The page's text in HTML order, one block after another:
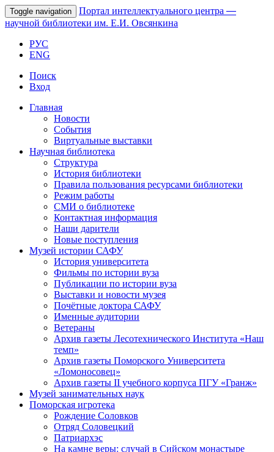
Toggle navigation Портал интеллектуального центра —
научной библиотеки им. Е.И. Овсянкина
РУС
ENG
Поиск
Вход
Главная
Новости
События
Виртуальные выставки
Научная библиотека
Структура
История библиотеки
Правила пользования ресурсами библиотеки
Режим работы
СМИ о библиотеке
Контактная информация
Наши дарители
Новые поступления
Музей истории САФУ
История университета
Фильмы по истории вуза
Публикации по истории вуза
Выставки и новости музея
Почётные доктора САФУ
Именные аудитории
Ветераны
Архив газеты Лесотехнического Института «Наш
темп»
Архив газеты Поморского Университета
«Ломоносовец»
Архив газеты II учебного корпуса ПГУ «Гранж»
Музей занимательных наук
Поморская игротека
Рождение Соловков
Отряд Соловецкий
Патриархэс
На камне веры: случай в Сийском монастыре